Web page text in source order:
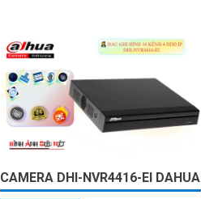
CAMERA DHI-NVR4416-EI DAHUA